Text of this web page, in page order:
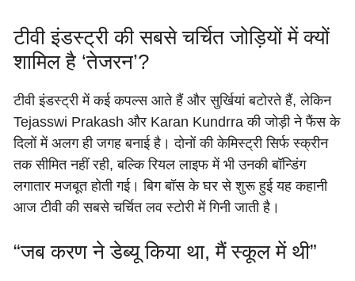
टीवी इंडस्ट्री की सबसे चर्चित जोड़ियों में क्यों
शामिल है ‘तेजरन’?
टीवी इंडस्ट्री में कई कपल्स आते हैं और सुर्खियां बटोरते हैं, लेकिन
Tejasswi Prakash और Karan Kundrra की जोड़ी ने फैंस के
दिलों में अलग ही जगह बनाई है। दोनों की केमिस्ट्री सिर्फ स्क्रीन
तक सीमित नहीं रही, बल्कि रियल लाइफ में भी उनकी बॉन्डिंग
लगातार मजबूत होती गई। बिग बॉस के घर से शुरू हुई यह कहानी
आज टीवी की सबसे चर्चित लव स्टोरी में गिनी जाती है।
“जब करण ने डेब्यू किया था, मैं स्कूल में थी”